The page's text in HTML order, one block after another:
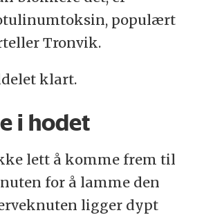
populært
Tronvik.
klart.
i hodet
lett å komme frem til
for å lamme den
ligger dypt